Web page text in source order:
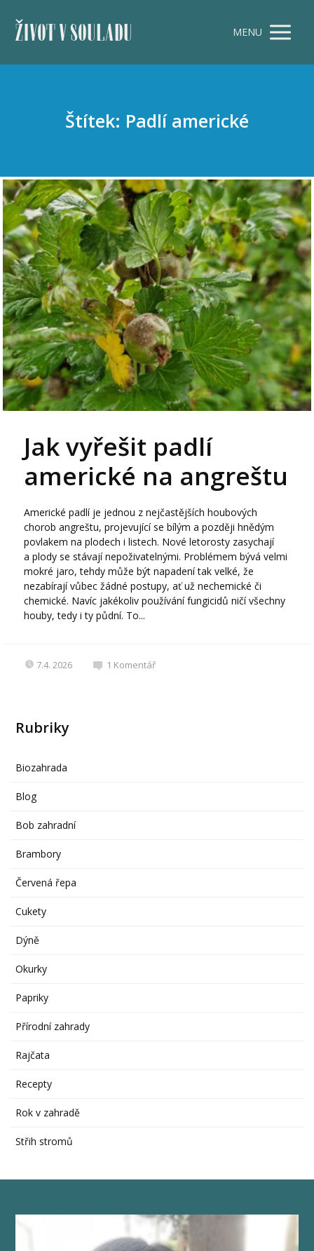
ŽIVOT V SOULADU MENU
Štítek: Padlí americké
Jak vyřešit padlí
americké na angreštu
Americké padlí je jednou z nejčastějších houbových
chorob angreštu, projevující se bílým a později hnědým
povlakem na plodech i listech. Nové letorosty zasychají
a plody se stávají nepoživatelnými. Problémem bývá velmi
mokré jaro, tehdy může být napadení tak velké, že
nezabírají vůbec žádné postupy, ať už nechemické či
chemické. Navíc jakékoliv používání fungicidů ničí všechny
houby, tedy i ty půdní. To...
7.4. 2026 1 Komentář
Rubriky
Biozahrada
Blog
Bob zahradní
Brambory
Červená řepa
Cukety
Dýně
Okurky
Papriky
Přírodní zahrady
Rajčata
Recepty
Rok v zahradě
Střih stromů